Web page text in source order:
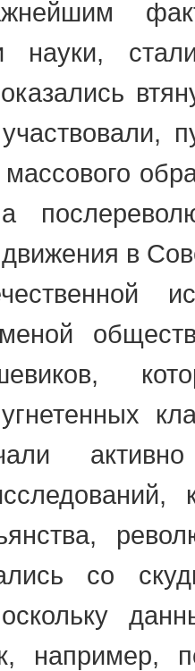
науки,
массового
движения в
угнетенных
со
например,